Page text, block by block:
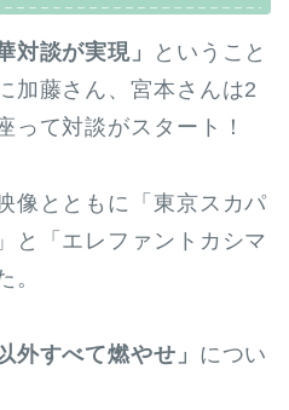
対談が実現」
ということ
加藤さん、宮本さんは2
って対談がスタート！
像とともに「東京スカパ
と「エレファントカシマ
。
外すべて燃やせ」 につい